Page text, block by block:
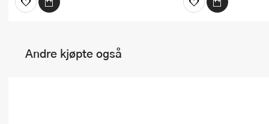
Andre kjøpte også